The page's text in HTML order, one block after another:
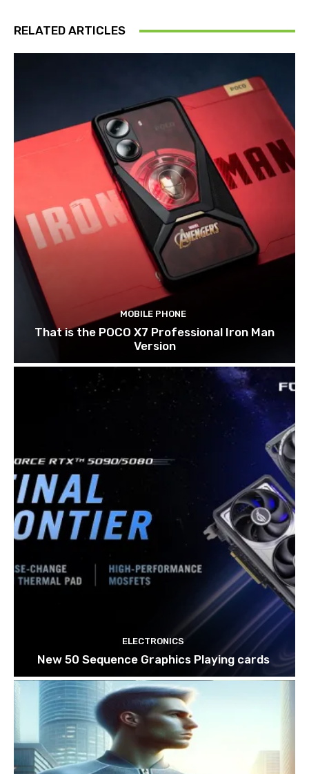
RELATED ARTICLES
MOBILE PHONE
That is the POCO X7 Professional Iron Man
Version
ELECTRONICS
New 50 Sequence Graphics Playing cards